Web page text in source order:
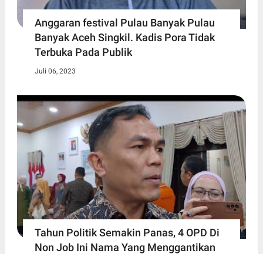
Anggaran festival Pulau Banyak Pulau
Banyak Aceh Singkil. Kadis Pora Tidak
Terbuka Pada Publik
Juli 06, 2023
Tahun Politik Semakin Panas, 4 OPD Di
Non Job Ini Nama Yang Menggantikan